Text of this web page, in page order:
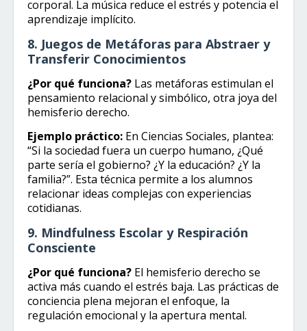
corporal. La música reduce el estrés y potencia el
aprendizaje implícito.
8. Juegos de Metáforas para Abstraer y
Transferir Conocimientos
¿Por qué funciona? Las metáforas estimulan el
pensamiento relacional y simbólico, otra joya del
hemisferio derecho.
Ejemplo práctico: En Ciencias Sociales, plantea:
“Si la sociedad fuera un cuerpo humano, ¿Qué
parte sería el gobierno? ¿Y la educación? ¿Y la
familia?”. Esta técnica permite a los alumnos
relacionar ideas complejas con experiencias
cotidianas.
9. Mindfulness Escolar y Respiración
Consciente
¿Por qué funciona? El hemisferio derecho se
activa más cuando el estrés baja. Las prácticas de
conciencia plena mejoran el enfoque, la
regulación emocional y la apertura mental.